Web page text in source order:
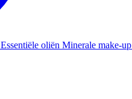
Essentiële oliën Minerale make-up